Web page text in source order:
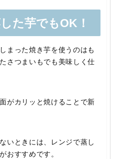
た芋でもOK！
まった焼き芋を使うのはも
さつまいもでも美味しく仕
がカリッと焼けることで新
いときには、レンジで蒸し
おすすめです。